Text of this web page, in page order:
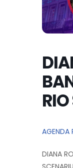
AGENDA
DIANA